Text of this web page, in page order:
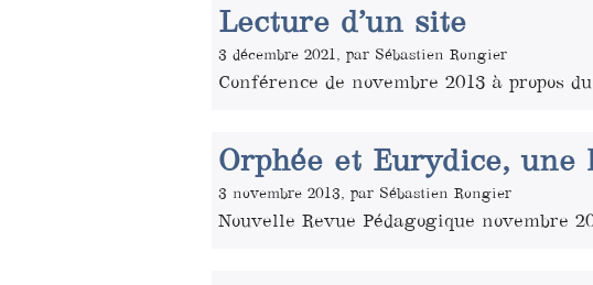
Lecture d’un site
3 décembre 2021, par Sébastien Rongier
Conférence de novembre 2013 à propos
Orphée et Eurydice,
3 novembre 2013, par Sébastien Rongier
Nouvelle Revue Pédagogique novembre